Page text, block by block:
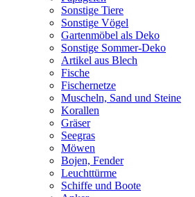
Sonstige Tiere
Sonstige Vögel
Gartenmöbel als Deko
Sonstige Sommer-Deko
Artikel aus Blech
Fische
Fischernetze
Muscheln, Sand und Steine
Korallen
Gräser
Seegras
Möwen
Bojen, Fender
Leuchttürme
Schiffe und Boote